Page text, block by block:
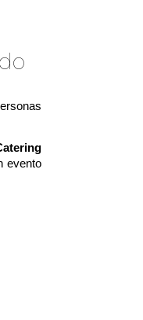
evento